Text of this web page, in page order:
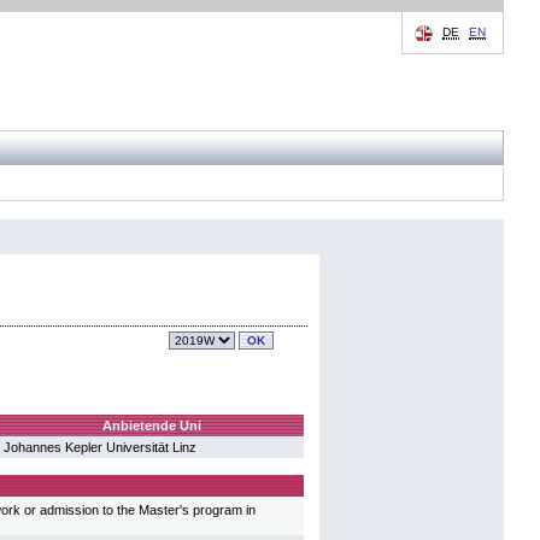
DE EN
Anbietende Uni
Johannes Kepler Universität Linz
or admission to the Master's program in